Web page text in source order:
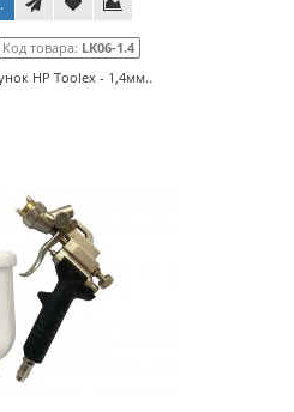
Код товара: LK06-1.4
HP Toolex - 1,4мм..